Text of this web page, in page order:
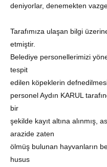
deniyorlar, denemekten
Tarafımıza ulaşan bilgi
etmiştir.
Belediye personellerimizi
tespit
edilen köpeklerin
personel Aydın KARUL
bir
şekilde kayıt altına alınmış,
arazide zaten
ölmüş bulunan hayvanların
husus